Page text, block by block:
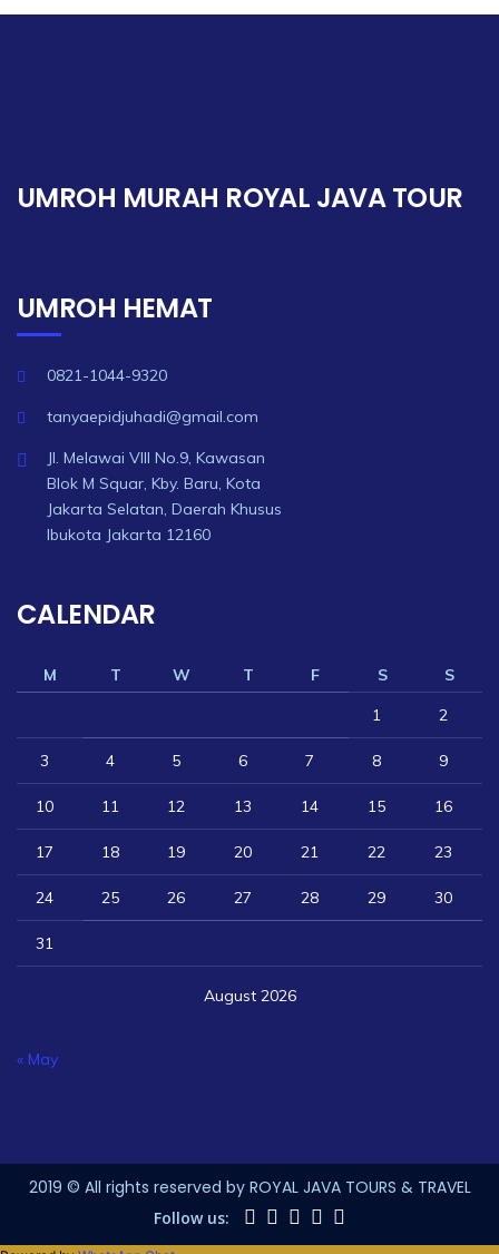
UMROH MURAH ROYAL JAVA TOUR
UMROH HEMAT
0821-1044-9320
tanyaepidjuhadi@gmail.com
Jl. Melawai VIII No.9, Kawasan
Blok M Squar, Kby. Baru, Kota
Jakarta Selatan, Daerah Khusus
Ibukota Jakarta 12160
CALENDAR
August 2026
M T W T F S
S
1
2
3 4 5 6 7 8 9
10 11 12 13 14 15 16
17 18 19 20 21 22 23
24 25 26 27 28 29 30
31
« May
2019 © All rights reserved by ROYAL JAVA TOURS & TRAVEL
Follow us: